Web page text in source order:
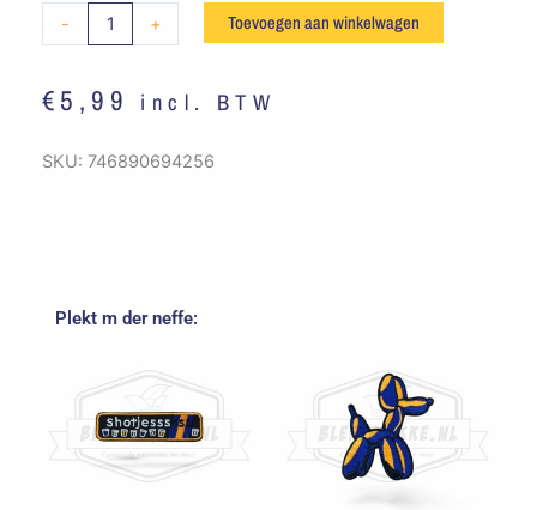
-
't
Oranje
Blauw
+ Toevoegen aan winkelwagen
€5,99 incl. BTW
SKU: 746890694256
Plekt m der neffe: